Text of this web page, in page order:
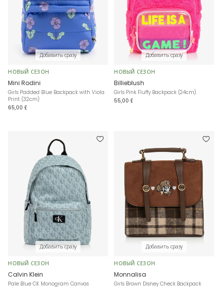
Добавить сразу
НОВЫЙ СЕЗОН
Mini Rodini
Girls Padded Blue Backpack with Viola
Print (32cm)
65,00 £
Добавить сразу
НОВЫЙ СЕЗОН
Billieblush
Girls Pink Fluffy Backpack (24cm)
55,00 £
Добавить сразу
НОВЫЙ СЕЗОН
Calvin Klein
Pale Blue CK Monogram Canvas
Добавить сразу
НОВЫЙ СЕЗОН
Monnalisa
Girls Brown Disney Check Backpack